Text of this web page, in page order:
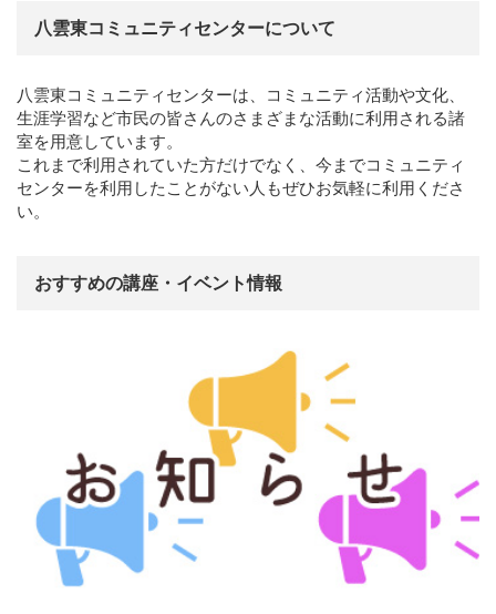
八雲東コミュニティセンターについて
八雲東コミュニティセンターは、コミュニティ活動や文化、
生涯学習など市民の皆さんのさまざまな活動に利用される諸
室を用意しています。
これまで利用されていた方だけでなく、今までコミュニティ
センターを利用したことがない人もぜひお気軽に利用くださ
い。
おすすめの講座・イベント情報